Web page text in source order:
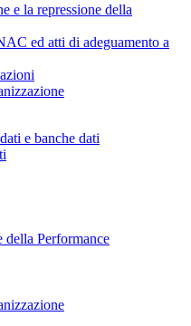
e la repressione della
ed atti di adeguamento a
e banche dati
della Performance